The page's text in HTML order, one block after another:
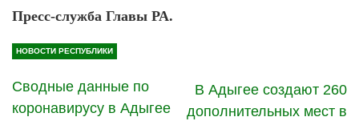
Пресс-служба Главы РА.
НОВОСТИ РЕСПУБЛИКИ
Сводные данные по
коронавирусу в Адыгее
В Адыгее создают 260
дополнительных мест в